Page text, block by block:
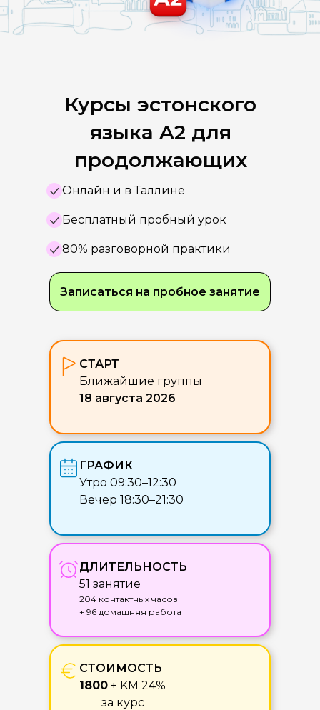
Курсы эстонского
языка A2 для
продолжающих
80% разговорной практики
Бесплатный пробный урок
Онлайн и в Таллине
СТАРТ
Ближайшие группы
18 августа 2026
СТОИМОСТЬ
1800 + KM 24%
за курс
ДЛИТЕЛЬНОСТЬ
51 занятие
204 контактных часов
+ 96 домашняя работа
ГРАФИК
Утро 09:30–12:30
Вечер 18:30–21:30
Записаться на пробное занятие